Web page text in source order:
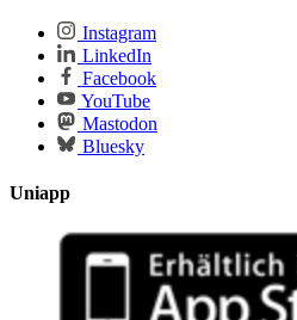
Instagram
LinkedIn
Facebook
YouTube
Mastodon
Bluesky
Uniapp